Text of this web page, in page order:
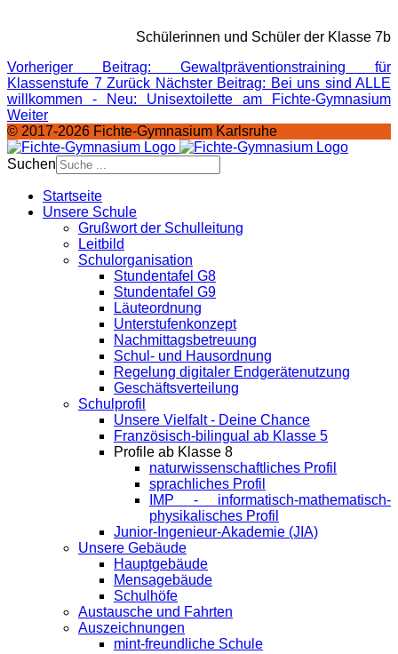
Schülerinnen und Schüler der Klasse 7b
Vorheriger Beitrag: Gewaltpräventionstraining für
Klassenstufe 7 Zurück Nächster Beitrag: Bei uns sind ALLE
willkommen - Neu: Unisextoilette am Fichte-Gymnasium
Weiter
© 2017-2026 Fichte-Gymnasium Karlsruhe
Suchen
Startseite
Unsere Schule
Grußwort der Schulleitung
Leitbild
Schulorganisation
Stundentafel G8
Stundentafel G9
Läuteordnung
Unterstufenkonzept
Nachmittagsbetreuung
Schul- und Hausordnung
Regelung digitaler Endgeräte­nutzung
Geschäftsverteilung
Schulprofil
Unsere Vielfalt - Deine Chance
Französisch-bilingual ab Klasse 5
Profile ab Klasse 8
naturwissenschaftliches Profil
sprachliches Profil
IMP - informatisch-mathematisch-
physikalisches Profil
Junior-Ingenieur-Akademie (JIA)
Unsere Gebäude
Hauptgebäude
Mensagebäude
Schulhöfe
Austausche und Fahrten
Auszeichnungen
mint-freundliche Schule